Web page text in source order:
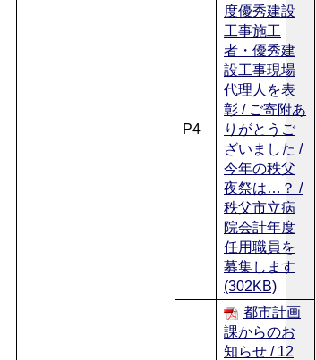
P4
度優秀建設
工事施工
者・優秀建
設工事現場
代理人を表
彰 / ご寄附あ
りがとうご
ざいました /
今年の秩父
夜祭は…？ /
秩父市立病
院会計年度
任用職員を
募集します
(302KB)
都市計画
課からのお
知らせ / 12